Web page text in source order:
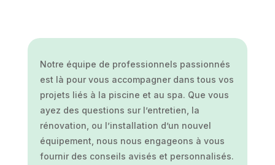
Notre équipe de professionnels passionnés
est là pour vous accompagner dans tous vos
projets liés à la piscine et au spa. Que vous
ayez des questions sur l’entretien, la
rénovation, ou l’installation d’un nouvel
équipement, nous nous engageons à vous
fournir des conseils avisés et personnalisés.